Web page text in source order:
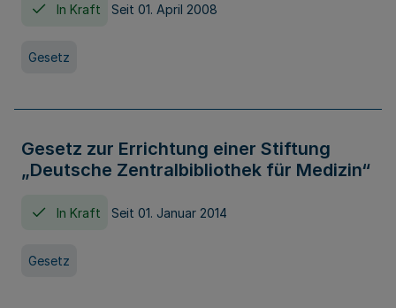
In Kraft Seit 01. April 2008
Gesetz
Gesetz zur Errichtung einer Stiftung
„Deutsche Zentralbibliothek für Medizin“
In Kraft Seit 01. Januar 2014
Gesetz